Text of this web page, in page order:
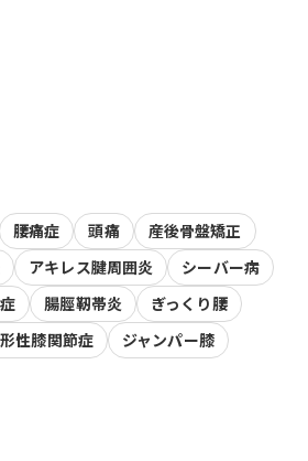
腰痛症 頭痛
産後骨盤矯正
アキレス腱周囲炎
シーバー病
腸脛靭帯炎
ぎっくり腰
性膝関節症
ジャンパー膝